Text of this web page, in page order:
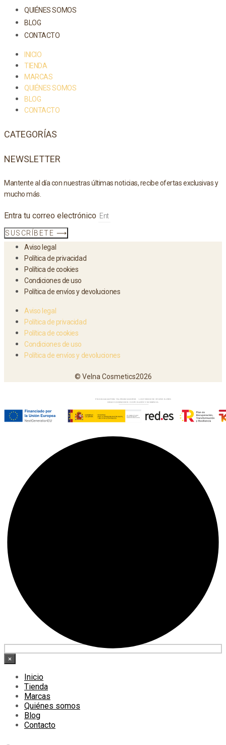
QUIÉNES SOMOS
BLOG
CONTACTO
INICIO
TIENDA
MARCAS
QUIÉNES SOMOS
BLOG
CONTACTO
CATEGORÍAS
NEWSLETTER
Mantente al día con nuestras últimas noticias, recibe ofertas exclusivas y
mucho más.
Entra tu correo electrónico
SUSCRÍBETE ⟶
Aviso legal
Política de privacidad
Política de cookies
Condiciones de uso
Política de envíos y devoluciones
Aviso legal
Política de privacidad
Política de cookies
Condiciones de uso
Política de envíos y devoluciones
© Velna Cosmetics2026
×
Inicio
Tienda
Marcas
Quiénes somos
Blog
Contacto